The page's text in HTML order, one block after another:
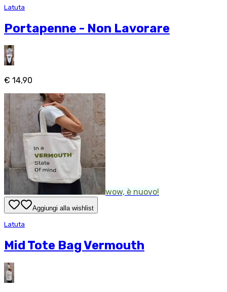
Latuta
Portapenne - Non Lavorare
€ 14,90
wow, è nuovo!
Aggiungi alla wishlist
Latuta
Mid Tote Bag Vermouth